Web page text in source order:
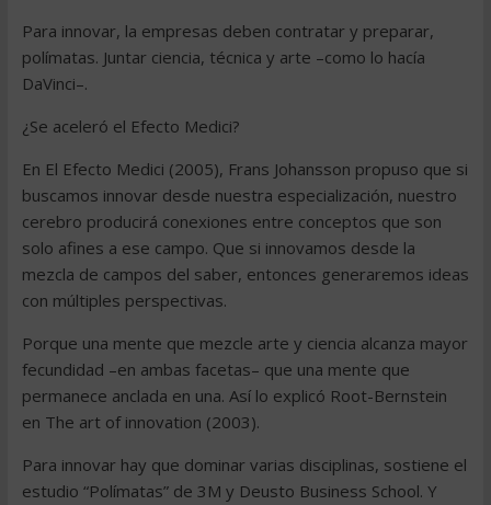
Para innovar, la empresas deben contratar y preparar,
polímatas. Juntar ciencia, técnica y arte –como lo hacía
DaVinci–.
¿Se aceleró el Efecto Medici?
En El Efecto Medici (2005), Frans Johansson propuso que si
buscamos innovar desde nuestra especialización, nuestro
cerebro producirá conexiones entre conceptos que son
solo afines a ese campo. Que si innovamos desde la
mezcla de campos del saber, entonces generaremos ideas
con múltiples perspectivas.
Porque una mente que mezcle arte y ciencia alcanza mayor
fecundidad –en ambas facetas– que una mente que
permanece anclada en una. Así lo explicó Root-Bernstein
en The art of innovation (2003).
Para innovar hay que dominar varias disciplinas, sostiene el
estudio “Polímatas” de 3M y Deusto Business School. Y